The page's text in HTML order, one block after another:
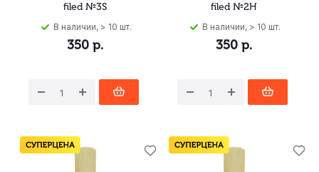
filed №3S
В наличии, > 10 шт.
350 р.
filed №2H
В наличии, > 10 шт.
350 р.